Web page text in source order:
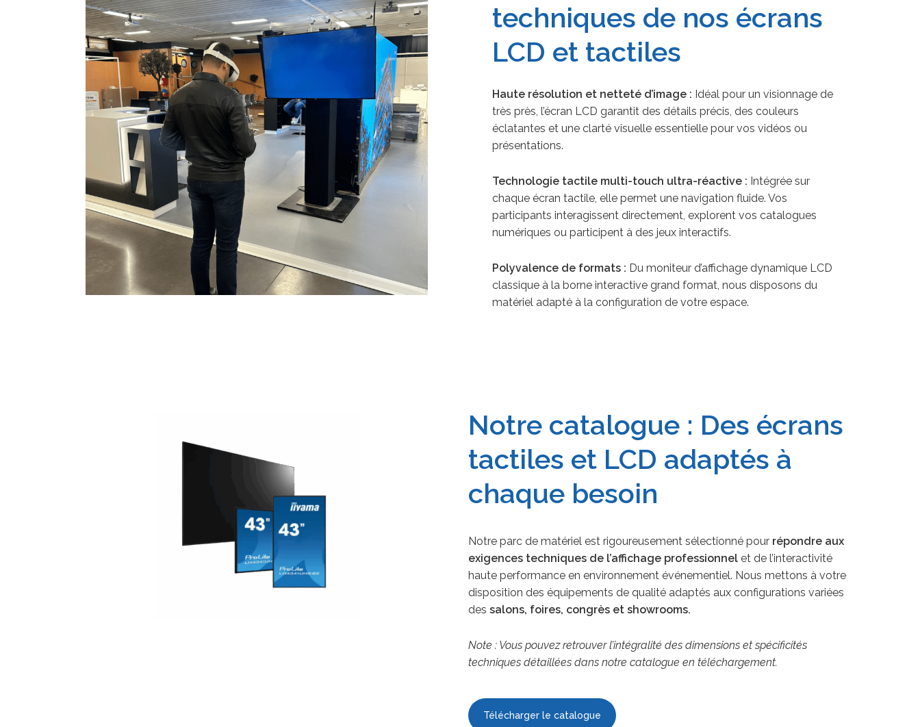
techniques de nos écrans
LCD et tactiles
Haute résolution et netteté d’image : Idéal pour un visionnage de
très près, l’écran LCD garantit des détails précis, des couleurs
éclatantes et une clarté visuelle essentielle pour vos vidéos ou
présentations.
Technologie tactile multi-touch ultra-réactive : Intégrée sur
chaque écran tactile, elle permet une navigation fluide. Vos
participants interagissent directement, explorent vos catalogues
numériques ou participent à des jeux interactifs.
Polyvalence de formats : Du moniteur d’affichage dynamique LCD
classique à la borne interactive grand format, nous disposons du
matériel adapté à la configuration de votre espace.
Notre catalogue : Des écrans
tactiles et LCD adaptés à
chaque besoin
Notre parc de matériel est rigoureusement sélectionné pour répondre aux
exigences techniques de l’affichage professionnelet de l’interactivité
haute performance en environnement événementiel. Nous mettons à votre
disposition des équipements de qualité adaptés aux configurations variées
des salons, foires, congrès et showrooms.
Note : Vous pouvez retrouver l’intégralité des dimensions et spécificités
techniques détaillées dans notre catalogue en téléchargement.
Télécharger le catalogue